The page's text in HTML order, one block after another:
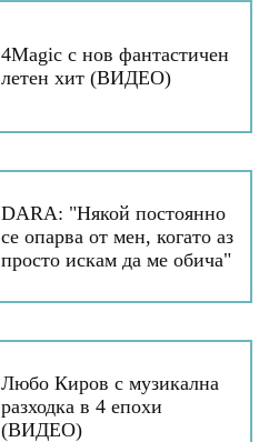
4Magic с нов фантастичен
летен хит (ВИДЕО)
DARA: "Някой постоянно
се опарва от мен, когато аз
просто искам да ме обича"
Любо Киров с музикална
разходка в 4 епохи
(ВИДЕО)